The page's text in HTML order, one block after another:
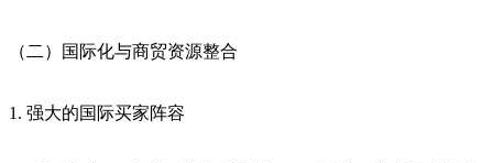
（二）国际化与商贸资源整合
1. 强大的国际买家阵容